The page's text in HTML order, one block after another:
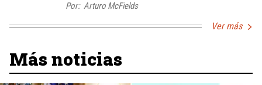
Por: Arturo McFields
Ver más
Más noticias